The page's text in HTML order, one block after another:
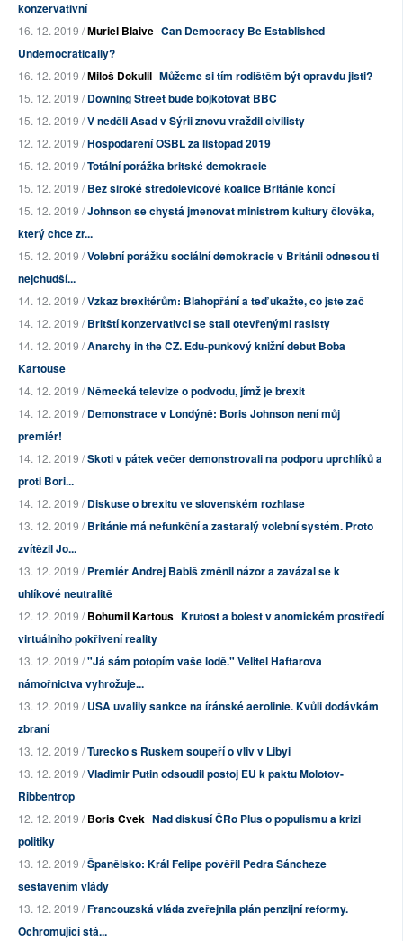
konzervativní
16. 12. 2019 /Muriel Blaive Can Democracy Be Established
Undemocratically?
16. 12. 2019 /Miloš Dokulil Můžeme si tím rodištěm být opravdu jisti?
15. 12. 2019 /Downing Street bude bojkotovat BBC
15. 12. 2019 /V neděli Asad v Sýrii znovu vraždil civilisty
12. 12. 2019 /Hospodaření OSBL za listopad 2019
15. 12. 2019 /Totální porážka britské demokracie
15. 12. 2019 /Bez široké středolevicové koalice Británie končí
15. 12. 2019 /Johnson se chystá jmenovat ministrem kultury člověka,
který chce zr...
15. 12. 2019 /Volební porážku sociální demokracie v Británii odnesou ti
nejchudší...
14. 12. 2019 /Vzkaz brexitérům: Blahopřání a teď ukažte, co jste zač
14. 12. 2019 /Britští konzervativci se stali otevřenými rasisty
14. 12. 2019 /Anarchy in the CZ. Edu-punkový knižní debut Boba
Kartouse
14. 12. 2019 /Německá televize o podvodu, jímž je brexit
14. 12. 2019 /Demonstrace v Londýně: Boris Johnson není můj
premiér!
14. 12. 2019 /Skoti v pátek večer demonstrovali na podporu uprchlíků a
proti Bori...
14. 12. 2019 /Diskuse o brexitu ve slovenském rozhlase
13. 12. 2019 /Británie má nefunkční a zastaralý volební systém. Proto
zvítězil Jo...
13. 12. 2019 /Premiér Andrej Babiš změnil názor a zavázal se k
uhlíkové neutralitě
12. 12. 2019 /Bohumil Kartous Krutost a bolest v anomickém prostředí
virtuálního pokřivení reality
13. 12. 2019 /"Já sám potopím vaše lodě." Velitel Haftarova
námořnictva vyhrožuje...
13. 12. 2019 /USA uvalily sankce na íránské aerolinie. Kvůli dodávkám
zbraní
13. 12. 2019 /Turecko s Ruskem soupeří o vliv v Libyi
13. 12. 2019 /Vladimir Putin odsoudil postoj EU k paktu Molotov-
Ribbentrop
12. 12. 2019 /Boris Cvek Nad diskusí ČRo Plus o populismu a krizi
politiky
13. 12. 2019 /Španělsko: Král Felipe pověřil Pedra Sáncheze
sestavením vlády
13. 12. 2019 /Francouzská vláda zveřejnila plán penzijní reformy.
Ochromující stá...